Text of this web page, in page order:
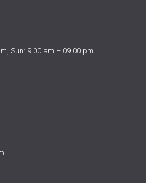
Sun: 9.00 am – 09.00 pm